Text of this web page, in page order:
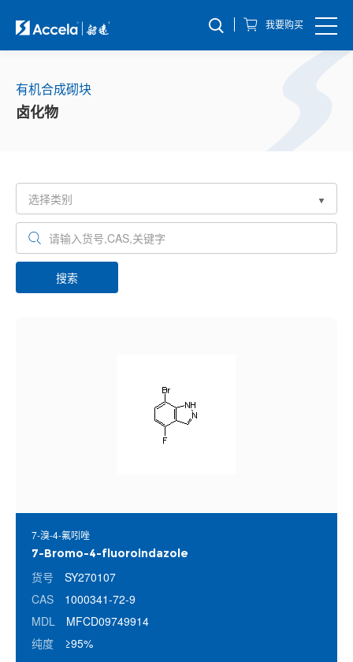
我要购买
有机合成砌块
卤化物
搜索
7-溴-4-氟吲唑
7-Bromo-4-fluoroindazole
货号
SY270107
CAS
1000341-72-9
MDL
MFCD09749914
纯度
≥95%